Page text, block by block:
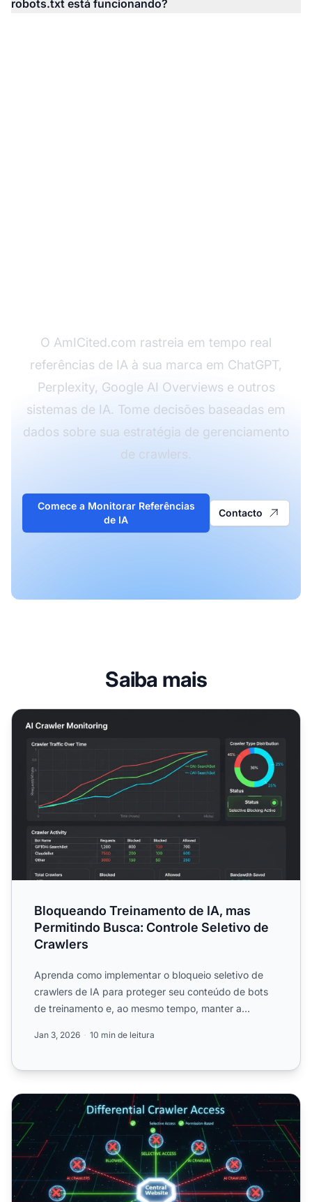
robots.txt está funcionando?
O AmICited.com rastreia em tempo real
referências de IA à sua marca em ChatGPT,
Perplexity, Google AI Overviews e outros
sistemas de IA. Tome decisões baseadas em
dados sobre sua estratégia de gerenciamento
de crawlers.
Comece a Monitorar Referências
de IA
Contacto
Saiba mais
Bloqueando Treinamento de IA, mas Permitindo Busca:
Bloqueando Treinamento de IA, mas
Permitindo Busca: Controle Seletivo de
Crawlers
Aprenda como implementar o bloqueio seletivo de
crawlers de IA para proteger seu conteúdo de bots
de treinamento e, ao mesmo tempo, manter a
Jan 3, 2026 10 min de leitura
Acesso Diferencial de Crawlers